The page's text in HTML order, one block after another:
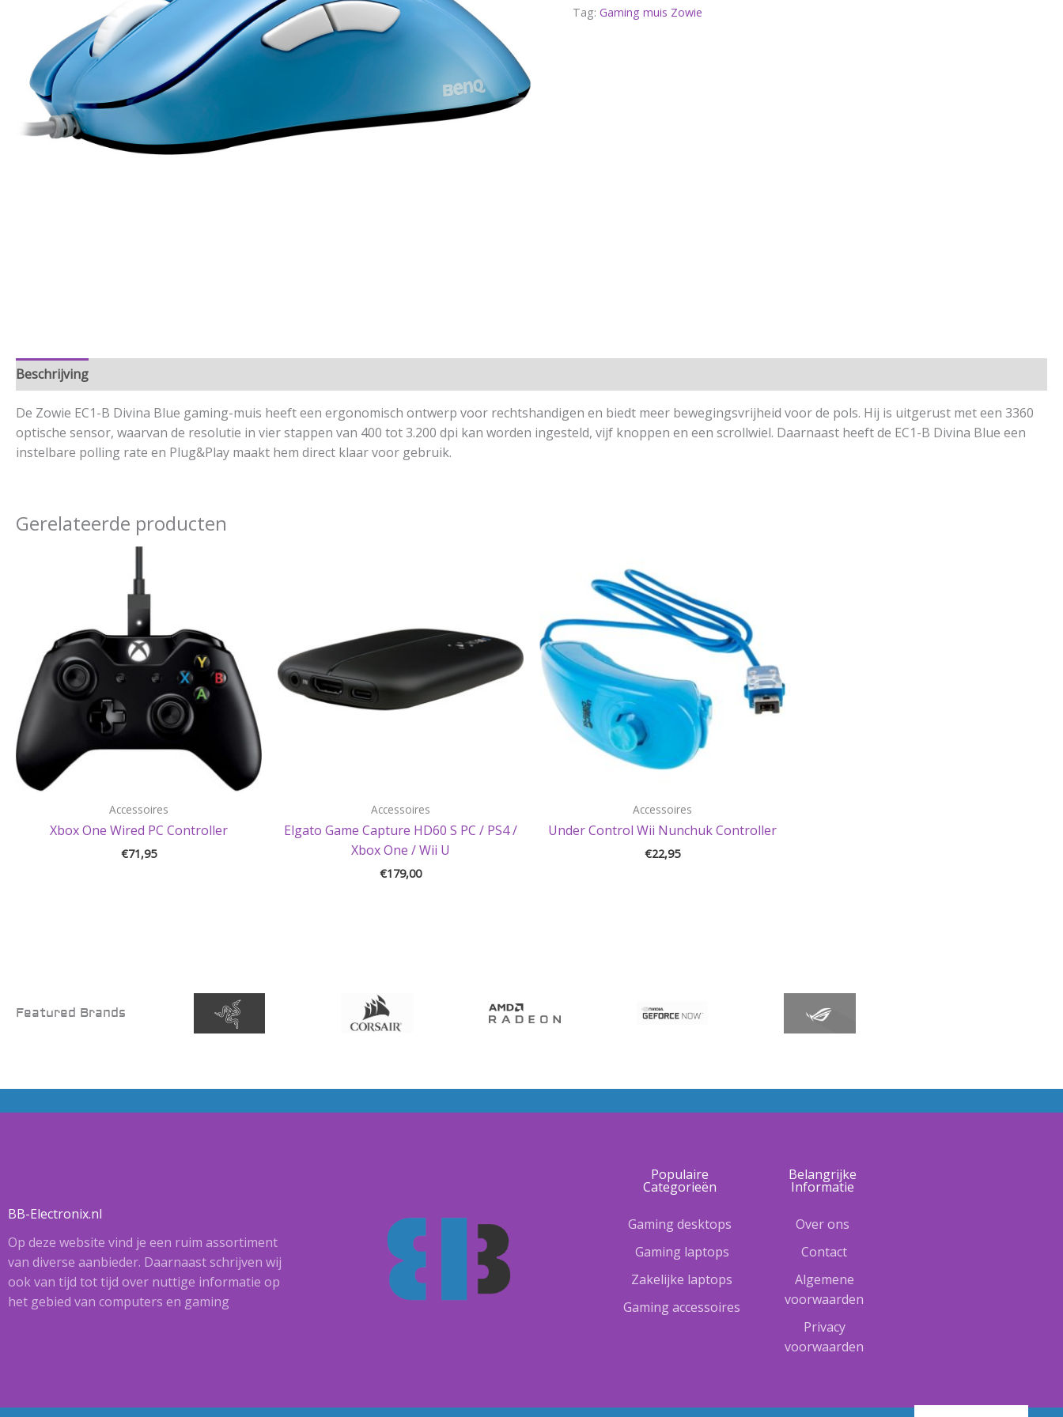
Tag:Gaming muis Zowie
Beschrijving
De Zowie EC1-B Divina Blue gaming-muis heeft een ergonomisch ontwerp voor rechtshandigen en biedt meer bewegingsvrijheid voor de pols. Hij is uitgerust met een 3360
optische sensor, waarvan de resolutie in vier stappen van 400 tot 3.200 dpi kan worden ingesteld, vijf knoppen en een scrollwiel. Daarnaast heeft de EC1-B Divina Blue een
instelbare polling rate en Plug&Play maakt hem direct klaar voor gebruik.
Gerelateerde producten
Accessoires
Xbox One Wired PC Controller
€71,95
Accessoires
Elgato Game Capture HD60 S PC / PS4 /
Xbox One / Wii U
€179,00
Accessoires
Under Control Wii Nunchuk Controller
€22,95
Featured Brands
BB-Electronix.nl
Op deze website vind je een ruim assortiment
van diverse aanbieder. Daarnaast schrijven wij
ook van tijd tot tijd over nuttige informatie op
het gebied van computers en gaming
Populaire
Categorieën
Gaming desktops
Gaming laptops
Zakelijke laptops
Gaming accessoires
Belangrijke
Informatie
Over ons
Contact
Algemene
voorwaarden
Privacy
voorwaarden